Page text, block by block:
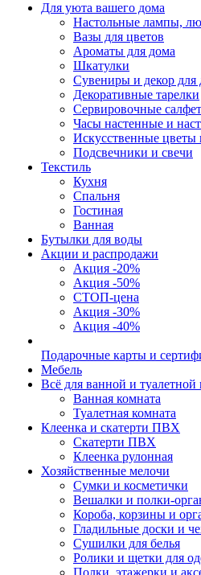
Для уюта вашего дома
Настольные лампы,
Вазы для цветов
Ароматы для дома
Шкатулки
Сувениры и декор для
Декоративные тарелки
Сервировочные
Часы настенные и
Искусственные цветы
Подсвечники и свечи
Текстиль
Кухня
Спальня
Гостиная
Ванная
Бутылки для воды
Акции и распродажи
Акция -20%
Акция -50%
СТОП-цена
Акция -30%
Акция -40%
Подарочные карты и
Мебель
Всё для ванной и туалетной
Ванная комната
Туалетная комната
Клеенка и скатерти ПВХ
Скатерти ПВХ
Клеенка рулонная
Хозяйственные мелочи
Сумки и косметички
Вешалки и полки-
Короба, корзины и
Гладильные доски и
Сушилки для белья
Ролики и щетки для
Полки, этажерки и